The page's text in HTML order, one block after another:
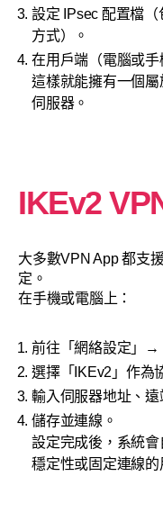
設定 IPsec 配置檔
方式）。
在用戶端（電腦或手
這樣就能擁有一個
伺服器。
IKEv2
大多數VPN App 都支
定。
在手機或電腦上：
前往「網絡設定」→
選擇「IKEv2」作為
輸入伺服器地址、遠
儲存並連線。
設定完成後，系統
穩定性或固定連線的